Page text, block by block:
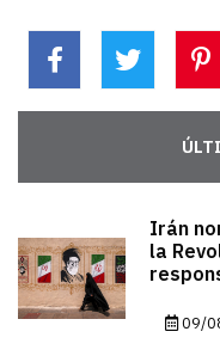
Irán
la
09/